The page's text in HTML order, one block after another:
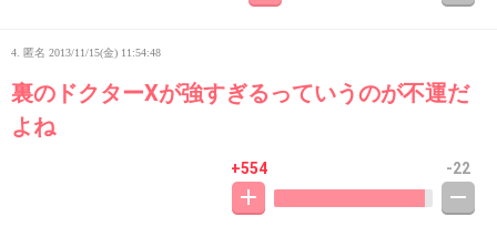
4. 匿名 2013/11/15(金) 11:54:48
裏のドクターXが強すぎるっていうのが不運だ
よね
+554 -22